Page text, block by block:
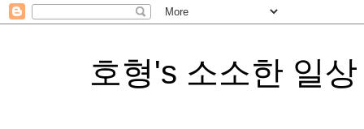
호형's 소소한 일상